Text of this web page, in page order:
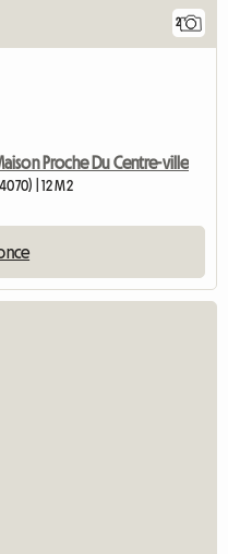
2
Proche Du Centre-ville
| 12 M2